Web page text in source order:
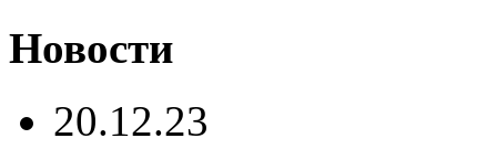
Новости
20.12.23